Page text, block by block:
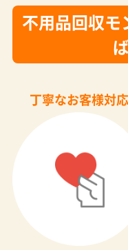
不用品回収
丁寧なお客様対応